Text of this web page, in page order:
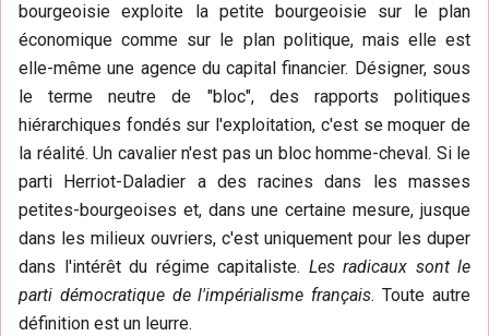
bourgeoisie exploite la petite bourgeoisie sur le plan
économique comme sur le plan politique, mais elle est
elle-même une agence du capital financier. Désigner, sous
le terme neutre de "bloc", des rapports politiques
hiérarchiques fondés sur l'exploitation, c'est se moquer de
la réalité. Un cavalier n'est pas un bloc homme-cheval. Si le
parti Herriot-Daladier a des racines dans les masses
petites-bourgeoises et, dans une certaine mesure, jusque
dans les milieux ouvriers, c'est uniquement pour les duper
dans l'intérêt du régime capitaliste. Les radicaux sont le
parti démocratique de l'impérialisme français. Toute autre
définition est un leurre.